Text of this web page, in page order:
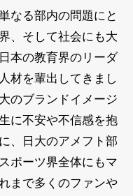
なる部内の問題にと
、そして社会にも大
本の教育界のリーダ
材を輩出してきまし
のブランドイメージ
に不安や不信感を抱
、日大のアメフト部
ポーツ界全体にもマ
まで多くのファンや